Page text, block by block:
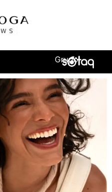
Grupo